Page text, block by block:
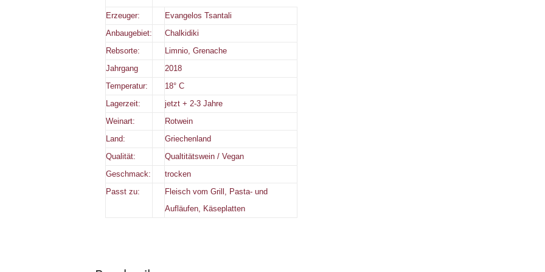
Erzeuger:
Evangelos Tsantali
Anbaugebiet:
Chalkidiki
Rebsorte:
Limnio, Grenache
Jahrgang
2018
Temperatur:
18° C
Lagerzeit:
jetzt + 2-3 Jahre
Weinart:
Rotwein
Land:
Griechenland
Qualität:
Qualtitätswein / Vegan
Geschmack:
trocken
Passt zu:
Fleisch vom Grill, Pasta- und
Aufläufen, Käseplatten